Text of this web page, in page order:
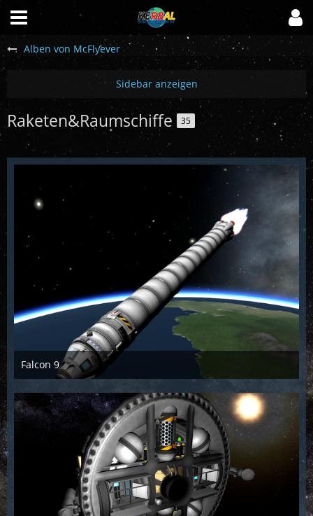
Alben von McFlƴeѵer
Raketen&Raumschiffe 35
Falcon 9
McFlƴeѵer
18. März 2014
1.478
0 0